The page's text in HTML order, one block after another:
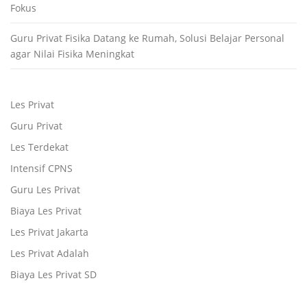
Fokus
Guru Privat Fisika Datang ke Rumah, Solusi Belajar Personal
agar Nilai Fisika Meningkat
Les Privat
Guru Privat
Les Terdekat
Intensif CPNS
Guru Les Privat
Biaya Les Privat
Les Privat Jakarta
Les Privat Adalah
Biaya Les Privat SD